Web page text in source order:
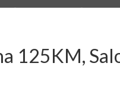
125KM,